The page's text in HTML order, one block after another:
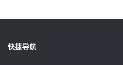
快捷导航